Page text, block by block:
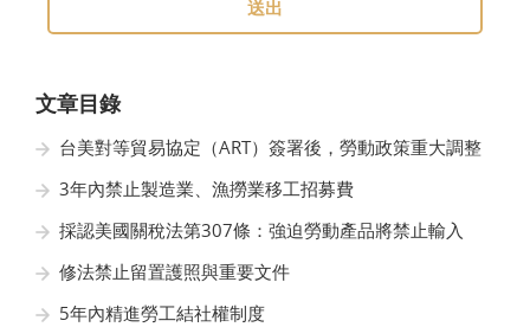
送出
文章目錄
台美對等貿易協定（ART）簽署後，勞動政策重大調整
3年內禁止製造業、漁撈業移工招募費
採認美國關稅法第307條：強迫勞動產品將禁止輸入
修法禁止留置護照與重要文件
5年內精進勞工結社權制度